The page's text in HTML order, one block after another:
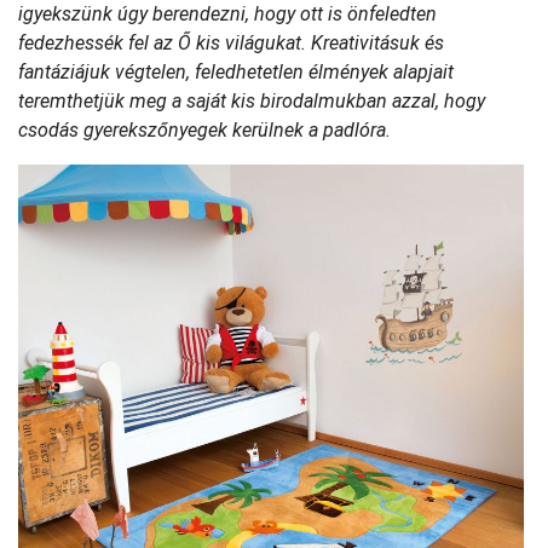
igyekszünk úgy berendezni, hogy ott is önfeledten
fedezhessék fel az Ő kis világukat. Kreativitásuk és
fantáziájuk végtelen, feledhetetlen élmények alapjait
teremthetjük meg a saját kis birodalmukban azzal, hogy
csodás gyerekszőnyegek kerülnek a padlóra.